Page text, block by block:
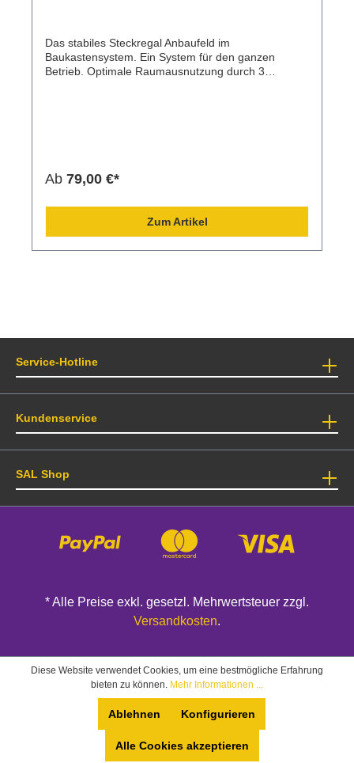
Das stabiles Steckregal Anbaufeld im
Baukastensystem. Ein System für den ganzen
Betrieb. Optimale Raumausnutzung durch 3
Ab 79,00 €*
Zum Artikel
Service-Hotline
Kundenservice
SAL Shop
* Alle Preise exkl. gesetzl. Mehrwertsteuer zzgl.
Versandkosten.
Diese Website verwendet Cookies, um eine bestmögliche Erfahrung
bieten zu können. Mehr Informationen ...
Ablehnen Konfigurieren
Alle Cookies akzeptieren